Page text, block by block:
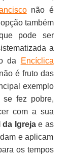
não é
também
pode ser
a
da
Encíclica
é fruto das
exemplo
se fez pobre,
com a sua
da Igrejae as
e aplicam
os tempos